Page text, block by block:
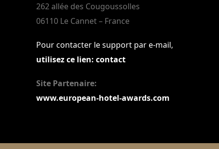
262 allée des Cougoussolles
06110 Le Cannet – France
Pour contacter le support par e-mail,
utilisez ce lien: contact
Site Partenaire:
www.european-hotel-awards.com